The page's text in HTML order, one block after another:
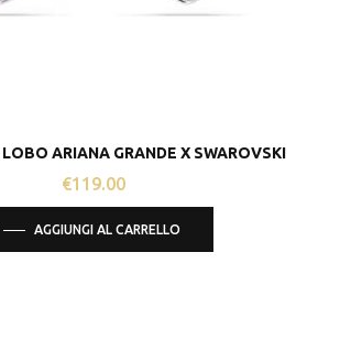
LOBO ARIANA GRANDE X SWAROVSKI
€119.00
AGGIUNGI AL CARRELLO